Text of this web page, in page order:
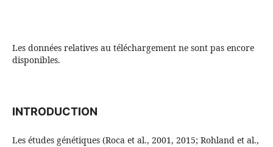
Les données relatives au téléchargement ne sont pas encore
disponibles.
INTRODUCTION
Les études génétiques (Roca et al., 2001, 2015; Rohland et al.,